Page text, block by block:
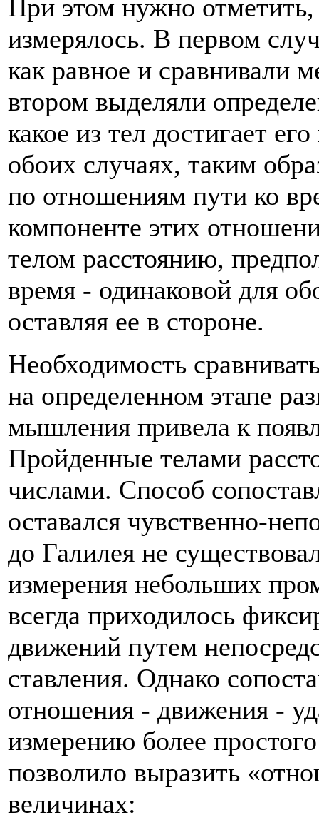
При этом нужно отметить,
измерялось. В первом
как равное и сравнивали
втором выделяли
какое из тел достигает
обоих случаях, таким
по отноше­ниям пути ко
компоненте этих
телом расстоянию,
время - одинаковой для
остав­ляя ее в стороне.
Необходимость
на опреде­ленном этапе
мышления привела к
Пройденные телами
числами. Способ
оставался чувственно-
до Галилея не
измерения небольших
всегда приходилось
движений путем
ставления. Однако
отношения - движения -
измерению более
позволило выразить
величинах: